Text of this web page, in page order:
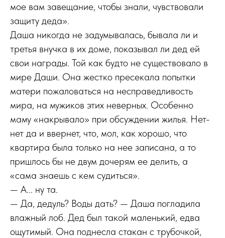
мое вам завещание, чтобы знали, чувствовали
защиту деда».
Даша никогда не задумывалась, бывала ли и
третья внучка в их доме, показывал ли дед ей
свои награды. Той как будто не существовало в
мире Даши. Она жестко пресекала попытки
матери пожаловаться на несправедливость
мира, на мужиков этих неверных. Особенно
маму «накрывало» при обсуждении жилья. Нет-
нет да и ввернет, что, мол, как хорошо, что
квартира была только на нее записана, а то
пришлось бы не двум дочерям ее делить, а
«сама знаешь с кем судиться».
— А... ну та.
— Да, дедуль? Воды дать? — Даша погладила
влажный лоб. Дед был такой маленький, едва
ощутимый. Она поднесла стакан с трубочкой,